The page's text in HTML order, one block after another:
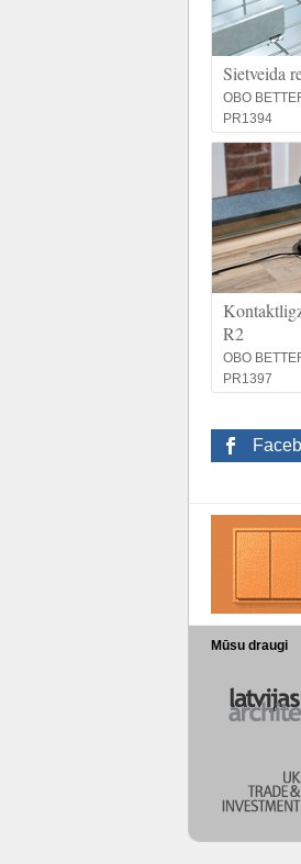
Sietveida
OBO
PR1394
R2
OBO
PR1397
Mūsu draugi